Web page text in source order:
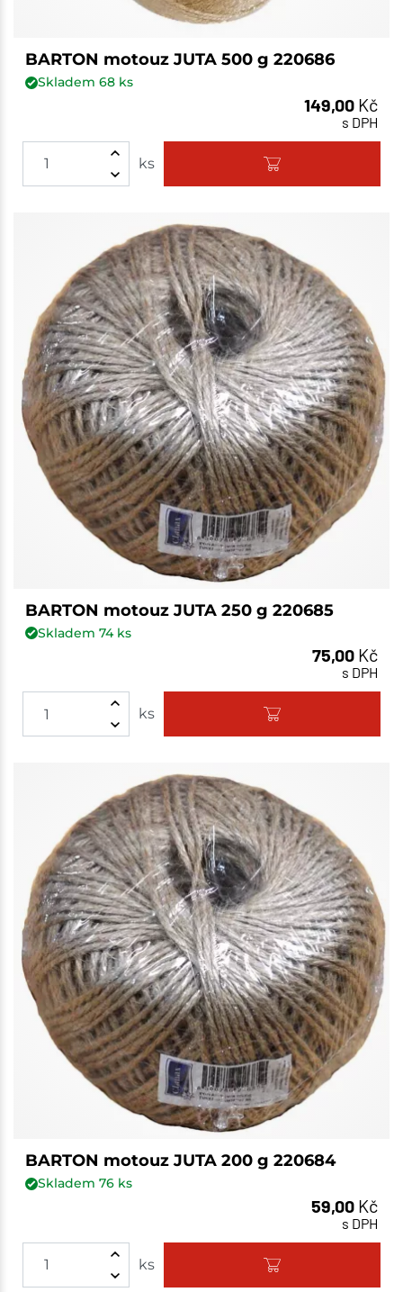
BARTON motouz JUTA 500 g 220686
Skladem 68ks
149,00 Kč
s DPH
ks
BARTON motouz JUTA 250 g 220685
Skladem 74ks
75,00 Kč
s DPH
ks
BARTON motouz JUTA 200 g 220684
Skladem 76ks
59,00 Kč
s DPH
ks